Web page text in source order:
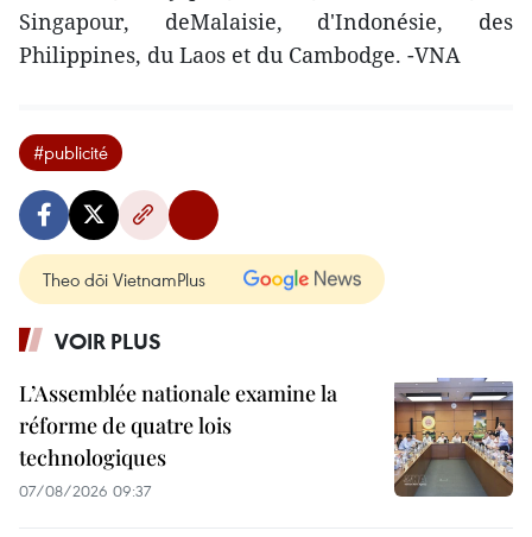
Singapour, deMalaisie, d'Indonésie, des
Philippines, du Laos et du Cambodge. -VNA
#publicité
Theo dõi VietnamPlus
VOIR PLUS
L’Assemblée nationale examine la
réforme de quatre lois
technologiques
07/08/2026 09:37